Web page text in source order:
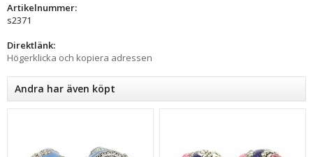
Artikelnummer:
s2371
Direktlänk:
Högerklicka och kopiera adressen
Andra har även köpt